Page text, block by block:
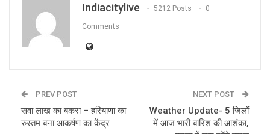
Indiacitylive 5212 Posts 0
Comments
PREV POST
सवा लाख का बकरा – हरियाणा का
रुस्तम बना आकर्षण का केंद्र
NEXT POST
Weather Update- 5 जिलों
में आज भारी बारिश की आशंका,